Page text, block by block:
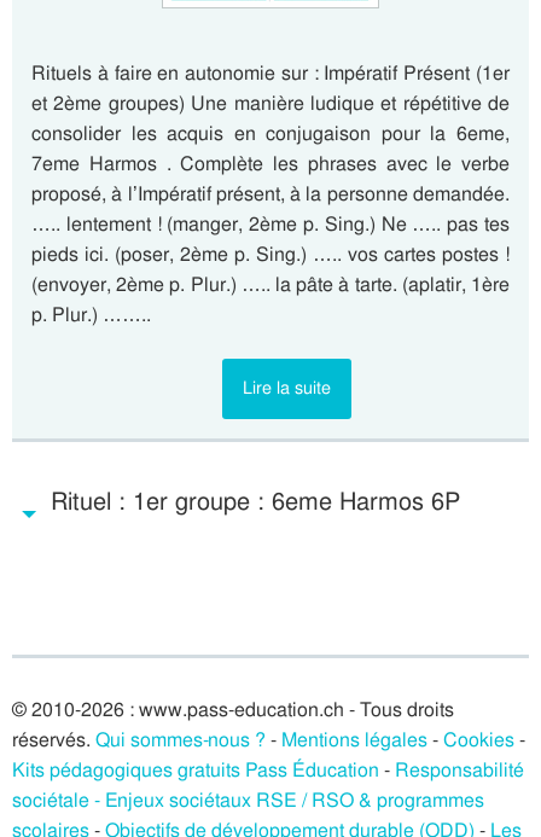
Rituels à faire en autonomie sur : Impératif Présent (1er
et 2ème groupes) Une manière ludique et répétitive de
consolider les acquis en conjugaison pour la 6eme,
7eme Harmos . Complète les phrases avec le verbe
proposé, à l’Impératif présent, à la personne demandée.
….. lentement ! (manger, 2ème p. Sing.) Ne ….. pas tes
pieds ici. (poser, 2ème p. Sing.) ….. vos cartes postes !
(envoyer, 2ème p. Plur.) ….. la pâte à tarte. (aplatir, 1ère
p. Plur.) ……..
Lire la suite
Rituel : 1er groupe : 6eme Harmos 6P
© 2010-2026 : www.pass-education.ch - Tous droits
réservés. Qui sommes-nous ? - Mentions légales-Cookies-
Kits pédagogiques gratuits Pass Éducation - Responsabilité
sociétale - Enjeux sociétaux RSE / RSO & programmes
scolaires-Objectifs de développement durable (ODD) - Les